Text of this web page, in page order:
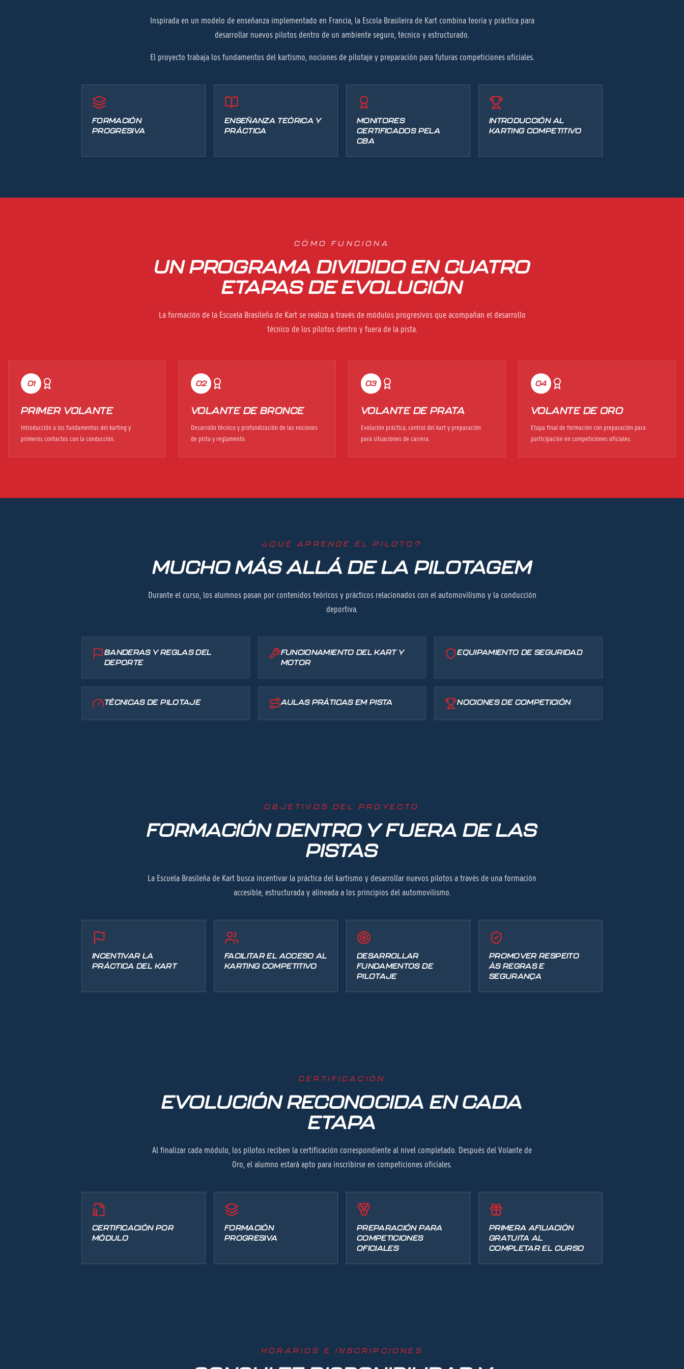
Inspirada en un modelo de enseñanza implementado en Francia, la Escola Brasileira de Kart combina teoría y práctica para
desarrollar nuevos pilotos dentro de un ambiente seguro, técnico y estructurado.
El proyecto trabaja los fundamentos del kartismo, nociones de pilotaje y preparación para futuras competiciones oficiales.
FORMACIÓN
PROGRESIVA
ENSEÑANZA TEÓRICA Y
PRÁCTICA
MONITORES
CERTIFICADOS PELA
CBA
INTRODUCCIÓN AL
KARTING COMPETITIVO
CÓMO FUNCIONA
UN PROGRAMA DIVIDIDO EN CUATRO
ETAPAS DE EVOLUCIÓN
La formación de la Escuela Brasileña de Kart se realiza a través de módulos progresivos que acompañan el desarrollo
técnico de los pilotos dentro y fuera de la pista.
01
PRIMER VOLANTE
Introducción a los fundamentos del karting y
primeros contactos con la conducción.
02
VOLANTE DE BRONCE
Desarrollo técnico y profundización de las nociones
de pista y reglamento.
03
VOLANTE DE PRATA
Evolución práctica, control del kart y preparación
para situaciones de carrera.
04
VOLANTE DE ORO
Etapa final de formación con preparación para
participación en competiciones oficiales.
¿QUÉ APRENDE EL PILOTO?
MUCHO MÁS ALLÁ DE LA PILOTAGEM
Durante el curso, los alumnos pasan por contenidos teóricos y prácticos relacionados con el automovilismo y la conducción
deportiva.
BANDERAS Y REGLAS DEL
DEPORTE
FUNCIONAMIENTO DEL KART Y
MOTOR
EQUIPAMIENTO DE SEGURIDAD
TÉCNICAS DE PILOTAJE AULAS PRÁTICAS EM PISTA NOCIONES DE COMPETICIÓN
OBJETIVOS DEL PROYECTO
FORMACIÓN DENTRO Y FUERA DE LAS
PISTAS
La Escuela Brasileña de Kart busca incentivar la práctica del kartismo y desarrollar nuevos pilotos a través de una formación
accesible, estructurada y alineada a los principios del automovilismo.
INCENTIVAR LA
PRÁCTICA DEL KART
FACILITAR EL ACCESO AL
KARTING COMPETITIVO
DESARROLLAR
FUNDAMENTOS DE
PILOTAJE
PROMOVER RESPEITO
ÀS REGRAS E
SEGURANÇA
CERTIFICACIÓN
EVOLUCIÓN RECONOCIDA EN CADA
ETAPA
Al finalizar cada módulo, los pilotos reciben la certificación correspondiente al nivel completado. Después del Volante de
Oro, el alumno estará apto para inscribirse en competiciones oficiales.
CERTIFICACIÓN POR
MÓDULO
FORMACIÓN
PROGRESIVA
PREPARACIÓN PARA
COMPETICIONES
OFICIALES
PRIMERA AFILIACIÓN
GRATUITA AL
COMPLETAR EL CURSO
HORARIOS E INSCRIPCIONES